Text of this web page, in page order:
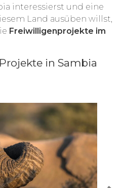
interessierst und eine
Land ausüben willst,
Freiwilligenprojekte im
in Sambia